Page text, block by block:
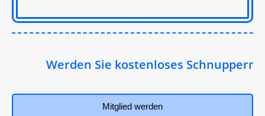
Werden Sie kostenloses
Mitglied werden